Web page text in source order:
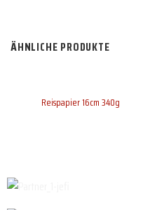
ÄHNLICHE PRODUKTE
Reispapier 16cm 340g